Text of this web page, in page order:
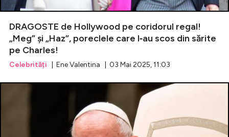
DRAGOSTE de Hollywood pe coridorul regal!
„Meg” şi „Haz”, poreclele care l‑au scos din sărite
pe Charles!
Celebrități | Ene Valentina | 03 Mai 2025, 11:03